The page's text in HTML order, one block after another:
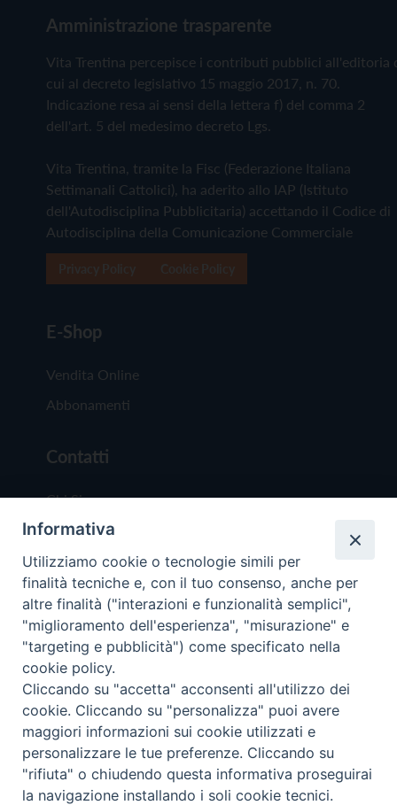
Amministrazione trasparente
Vita Trentina percepisce i contributi pubblici all'editoria
cui al decreto legislativo 15 maggio 2017, n. 70.
Indicazione resa ai sensi della lettera f) del comma 2
dell'art. 5 del medesimo decreto Lgs.
Vita Trentina, tramite la Fisc (Federazione Italiana
Settimanali Cattolici), ha aderito allo IAP (Istituto
dell'Autodisciplina Pubblicitaria) accettando il Codice di
Autodisciplina della Comunicazione Commerciale
E-Shop
Vendita Online
Abbonamenti
Contatti
Chi Siamo
Redazione
Scrivici
Copyright © 2019 - Tutti i diritti riservati - Vita
Trentina Editrice
Privacy Policy
Torna
Informativa
Utilizziamo cookie o tecnologie simili per
finalità tecniche e, con il tuo consenso, anche per
altre finalità ("interazioni e funzionalità semplici",
"miglioramento dell'esperienza", "misurazione" e
"targeting e pubblicità") come specificato nella
cookie policy.
Cliccando su "accetta" acconsenti all'utilizzo dei
cookie. Cliccando su "personalizza" puoi avere
maggiori informazioni sui cookie utilizzati e
personalizzare le tue preferenze. Cliccando su
"rifiuta" o chiudendo questa informativa proseguirai
la navigazione installando i soli cookie tecnici.